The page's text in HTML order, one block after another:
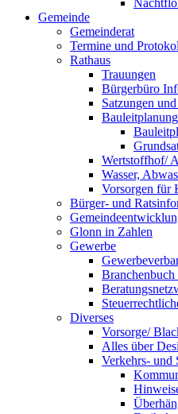
Gemeinde
Gemeinderat
Termine und
Rathaus
Trauungen
Bürgerbüro
Satzungen
Bauleitplanung
Wertstoffhof/
Wasser,
Vorsorgen für
Bürger- und
Glonn in Zahlen
Gewerbe
Diverses
Vorsorge/
Alles über
Verkehrs- und